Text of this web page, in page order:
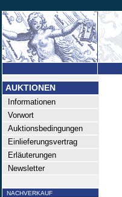
AUKTIONEN
Informationen
Vorwort
Auktionsbedingungen
Einlieferungsvertrag
Erläuterungen
Newsletter
NACHVERKAUF